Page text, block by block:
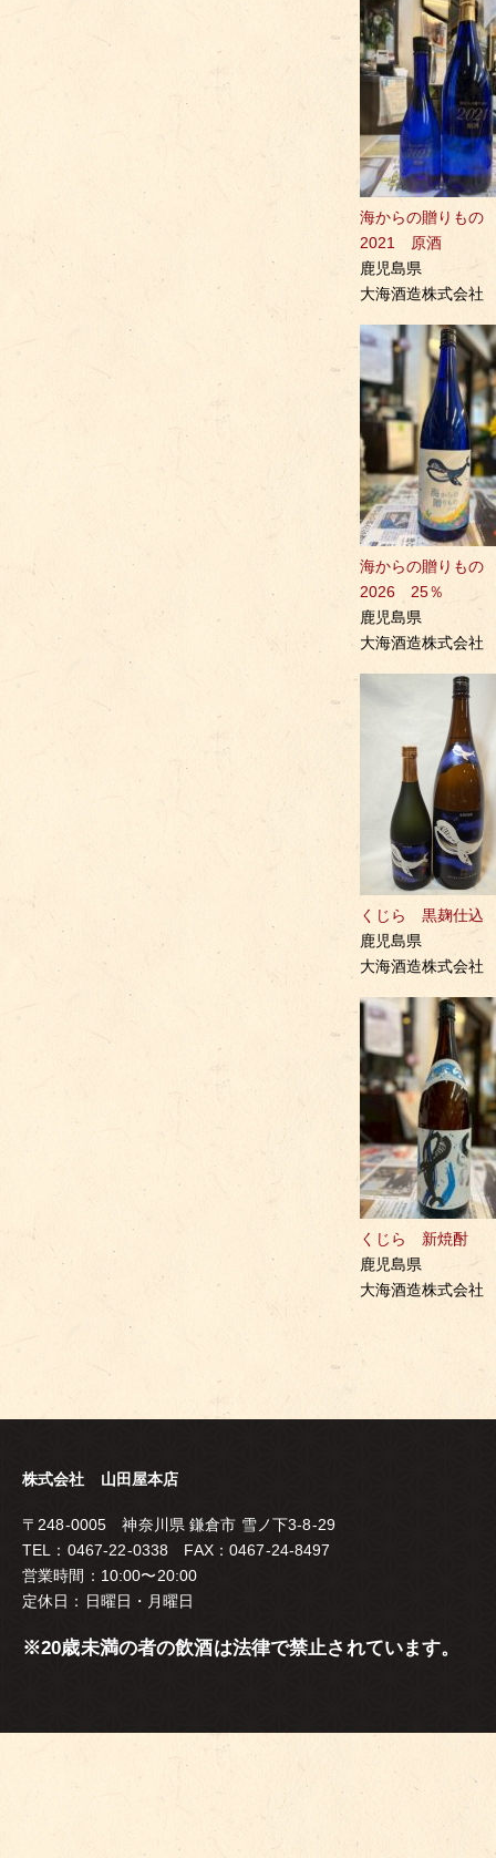
海からの贈りも
2021 原酒
鹿児島県
大海酒造株式会社
海からの贈りも
2026 25％
鹿児島県
大海酒造株式会社
くじら 黒麹仕込
鹿児島県
大海酒造株式会社
くじら 新焼酎
鹿児島県
大海酒造株式会社
株式会社 山田屋本店
〒248-0005 神奈川県 鎌倉市 雪ノ下3-8-29
TEL：0467-22-0338 FAX：0467-24-8497
営業時間：10:00〜20:00
定休日：日曜日・月曜日
※20歳未満の者の飲酒は法律で禁止されています。